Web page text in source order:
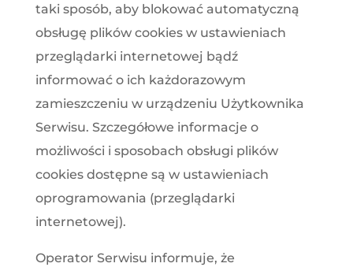
taki sposób, aby blokować automatyczną
obsługę plików cookies w ustawieniach
przeglądarki internetowej bądź
informować o ich każdorazowym
zamieszczeniu w urządzeniu Użytkownika
Serwisu. Szczegółowe informacje o
możliwości i sposobach obsługi plików
cookies dostępne są w ustawieniach
oprogramowania (przeglądarki
internetowej).
Operator Serwisu informuje, że